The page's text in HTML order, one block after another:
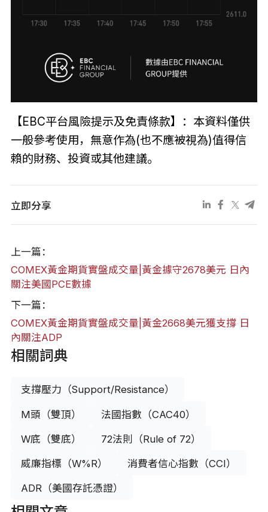
【EBC平台風險提示及免責條款】：本資料僅供
一般參考使用，無意作為(也不應被視為)值得信
賴的財務、投資或其他建議。
立即分享
上一篇：
COMEX黃金期貨實盤成交量|黃金據守2678美元 日內
關注美國PCE數據
下一篇：
COMEX黃金期貨實盤成交量|黃金2668美元獲支撐 日
內關注ADP
相關詞典
支撐壓力（Support/Resistance）
M頭（雙頂） 法國指數（CAC40）
W底（雙底） 72法則（Rule of 72）
威廉指標（W%R） 消費者信心指數（CCI）
ADR（美國存託憑證）